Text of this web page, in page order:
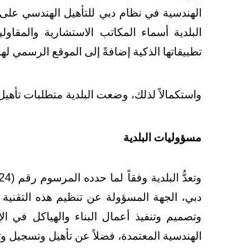
الهندسية في نظام دبي للتأهيل الهندسي
البلدية أسماء المكاتب الاستشارية
تطبيقاتها الذكية إضافةً إلى الموقع الرسمي
واستكمالاً لذلك، وضعت البلدية متطلبات
مسؤوليات البلدية
دبي، الجهة المسؤولة عن تنظيم هذه
وتصميم وتنفيذ أعمال البناء والهياكل في
الهندسية المعتمدة، فضلاً عن تأهيل وتسجيل